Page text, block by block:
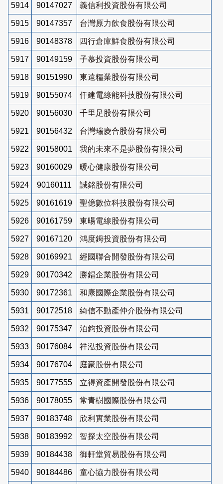
5914 90147027 義信利投資股份有限公司
5915 90147357 台灣原力飲食股份有限公司
5916 90148378 四行倉庫鮮食股份有限公司
5917 90149159 子慕投資股份有限公司
5918 90151990 東遠糧業股份有限公司
5919 90155074 仟建電綠能科技股份有限公司
5920 90156030 千里足股份有限公司
5921 90156432 台灣瑞慶合股份有限公司
5922 90158001 我的未來不是夢股份有限公司
5923 90160029 暖心健康股份有限公司
5924 90160111 誠銘股份有限公司
5925 90161619 聖億數位科技股份有限公司
5926 90161759 東暘電線股份有限公司
5927 90167120 鴻度鉧投資股份有限公司
5928 90169921 經國聯合開發股份有限公司
5929 90170342 勝錩企業股份有限公司
5930 90172361 和康國際企業股份有限公司
5931 90172518 綺信不動產仲介股份有限公司
5932 90175347 泊鈞投資股份有限公司
5933 90176084 祥泓投資股份有限公司
5934 90176704 庭豪股份有限公司
5935 90177555 立得資產開發股份有限公司
5936 90178055 常青樹國際股份有限公司
5937 90183748 欣利實業股份有限公司
5938 90183992 智探太空股份有限公司
5939 90184438 御軒堂貿易股份有限公司
5940 90184486 童心協力股份有限公司